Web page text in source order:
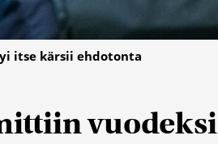
itse kärsii ehdotonta
vuodeksi